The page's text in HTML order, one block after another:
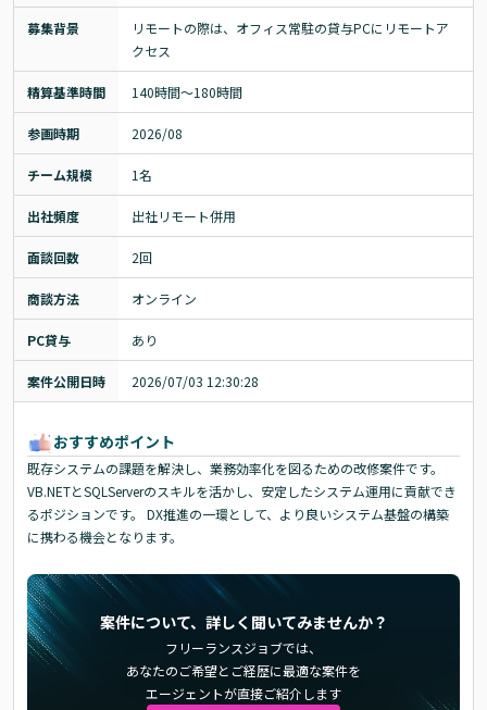
募集背景
リモートの際は、オフィス常駐の貸与PCにリモートア
クセス
精算基準時間 140時間〜180時間
参画時期 2026/08
チーム規模 1名
出社頻度 出社リモート併用
面談回数 2回
商談方法 オンライン
PC貸与 あり
案件公開日時 2026/07/03 12:30:28
おすすめポイント
既存システムの課題を解決し、業務効率化を図るための改修案件です。
VB.NETとSQLServerのスキルを活かし、安定したシステム運用に貢献でき
るポジションです。 DX推進の一環として、より良いシステム基盤の構築
に携わる機会となります。
案件について、詳しく聞いてみませんか？
フリーランスジョブでは、
あなたのご希望とご経歴に最適な案件を
エージェントが直接ご紹介します